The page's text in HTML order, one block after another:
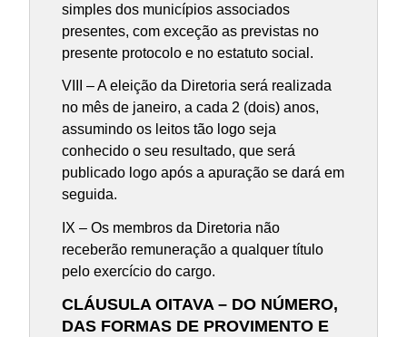
simples dos municípios associados
presentes, com exceção as previstas no
presente protocolo e no estatuto social.
VIII – A eleição da Diretoria será realizada
no mês de janeiro, a cada 2 (dois) anos,
assumindo os leitos tão logo seja
conhecido o seu resultado, que será
publicado logo após a apuração se dará em
seguida.
IX – Os membros da Diretoria não
receberão remuneração a qualquer título
pelo exercício do cargo.
CLÁUSULA OITAVA – DO NÚMERO,
DAS FORMAS DE PROVIMENTO E